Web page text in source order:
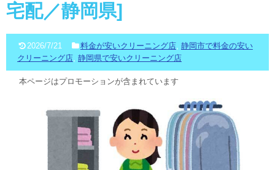
宅配／静岡県]
2026/7/21 料金が安いクリーニング店, 静岡市で料金の安い
クリーニング店, 静岡県で安いクリーニング店
本ページはプロモーションが含まれています